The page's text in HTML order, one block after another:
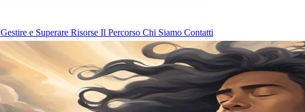
Gestire e Superare Risorse Il Percorso Chi Siamo Contatti